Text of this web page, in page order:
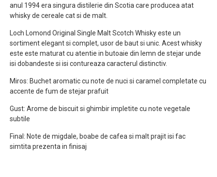
anul 1994 era singura distilerie din Scotia care producea atat
whisky de cereale cat si de malt.
Loch Lomond Original Single Malt Scotch Whisky este un
sortiment elegant si complet, usor de baut si unic. Acest whisky
este este maturat cu atentie in butoaie din lemn de stejar unde
isi dobandeste si isi contureaza caracterul distinctiv.
Miros: Buchet aromatic cu note de nuci si caramel completate cu
accente de fum de stejar prafuit
Gust: Arome de biscuit si ghimbir impletite cu note vegetale
subtile
Final: Note de migdale, boabe de cafea si malt prajit isi fac
simtita prezenta in finisaj